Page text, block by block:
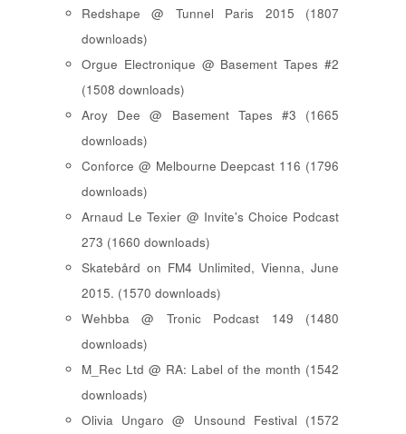
Redshape @ Tunnel Paris 2015 (1807
downloads)
Orgue Electronique @ Basement Tapes #2
(1508 downloads)
Aroy Dee @ Basement Tapes #3 (1665
downloads)
Conforce @ Melbourne Deepcast 116 (1796
downloads)
Arnaud Le Texier @ Invite's Choice Podcast
273 (1660 downloads)
Skatebård on FM4 Unlimited, Vienna, June
2015. (1570 downloads)
Wehbba @ Tronic Podcast 149 (1480
downloads)
M_Rec Ltd @ RA: Label of the month (1542
downloads)
Olivia Ungaro @ Unsound Festival (1572